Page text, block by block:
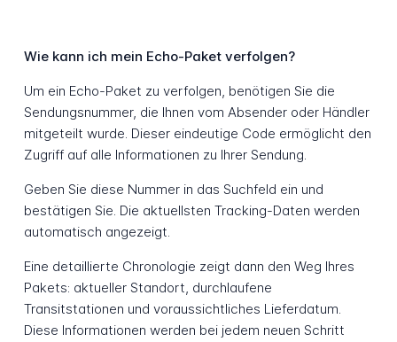
Wie kann ich mein Echo-Paket verfolgen?
Um ein Echo-Paket zu verfolgen, benötigen Sie die
Sendungsnummer, die Ihnen vom Absender oder Händler
mitgeteilt wurde. Dieser eindeutige Code ermöglicht den
Zugriff auf alle Informationen zu Ihrer Sendung.
Geben Sie diese Nummer in das Suchfeld ein und
bestätigen Sie. Die aktuellsten Tracking-Daten werden
automatisch angezeigt.
Eine detaillierte Chronologie zeigt dann den Weg Ihres
Pakets: aktueller Standort, durchlaufene
Transitstationen und voraussichtliches Lieferdatum.
Diese Informationen werden bei jedem neuen Schritt